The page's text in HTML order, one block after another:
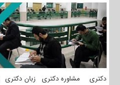
محتوا
دکتری مشاوره دکتری زبان دکتری